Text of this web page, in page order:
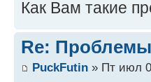
Как Вам такие
Re:
PuckFutin » Пт июл